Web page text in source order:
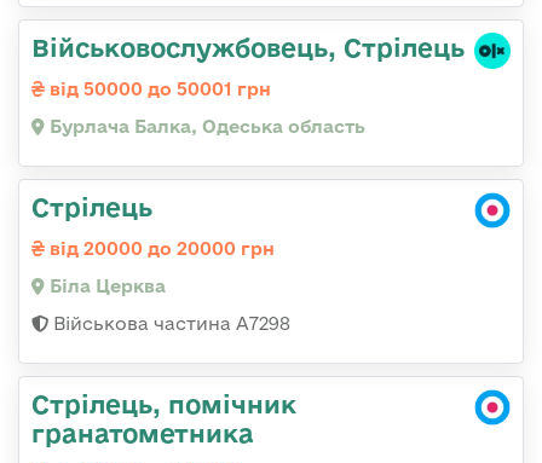
Військовослужбовець, Стрілець
від 50000 до 50001 грн
Бурлача Балка, Одеська область
Стрілець
від 20000 до 20000 грн
Біла Церква
Військова частина А7298
Стрілець, помічник
гранатометника